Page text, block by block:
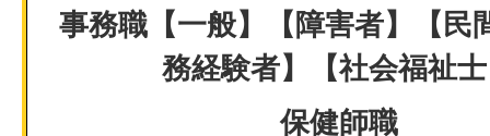
事務職【一般】【障害者】【民
務経験者】【社会福祉
保健師職